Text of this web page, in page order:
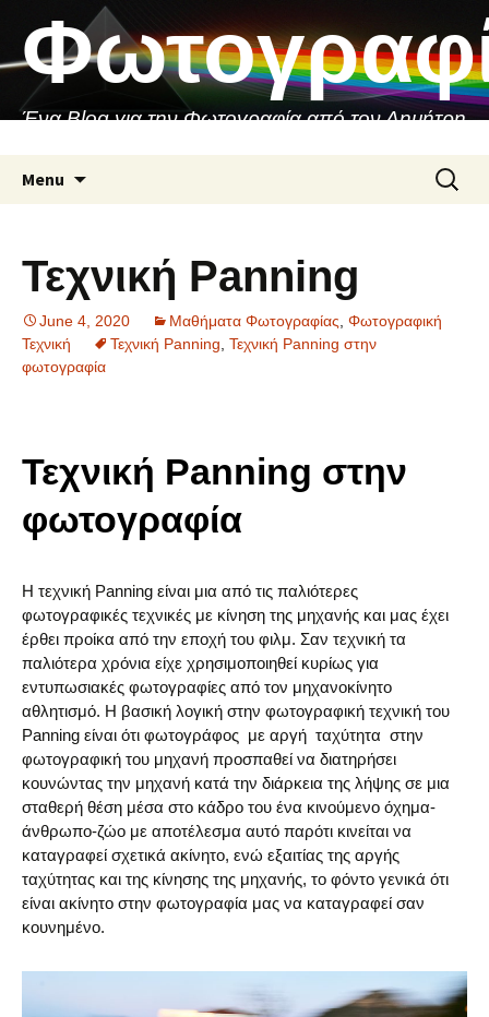
content
Ένα Blog για την Φωτογραφία από τον Δημήτρη
Menu
Search
for:
Τεχνική Panning
June 4, 2020 Μαθήματα Φωτογραφίας Φωτογραφική
Τεχνική
Τεχνική Panning Τεχνική Panning στην
φωτογραφία
Τεχνική Panning στην
φωτογραφία
Η τεχνική Panning είναι μια από τις παλιότερες
φωτογραφικές τεχνικές με κίνηση της μηχανής και μας έχει
έρθει προίκα από την εποχή του φιλμ. Σαν τεχνική τα
παλιότερα χρόνια είχε χρησιμοποιηθεί κυρίως για
εντυπωσιακές φωτογραφίες από τον μηχανοκίνητο
αθλητισμό. Η βασική λογική στην φωτογραφική τεχνική του
Panning είναι ότι φωτογράφος με αργή ταχύτητα στην
φωτογραφική του μηχανή προσπαθεί να διατηρήσει
κουνώντας την μηχανή κατά την διάρκεια της λήψης σε μια
σταθερή θέση μέσα στο κάδρο του ένα κινούμενο όχημα-
άνθρωπο-ζώο με αποτέλεσμα αυτό παρότι κινείται να
καταγραφεί σχετικά ακίνητο, ενώ εξαιτίας της αργής
ταχύτητας και της κίνησης της μηχανής, το φόντο γενικά ότι
είναι ακίνητο στην φωτογραφία μας να καταγραφεί σαν
κουνημένο.